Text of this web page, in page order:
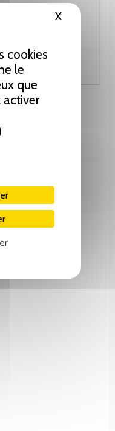
cookies
le
que
activer
XMasquer